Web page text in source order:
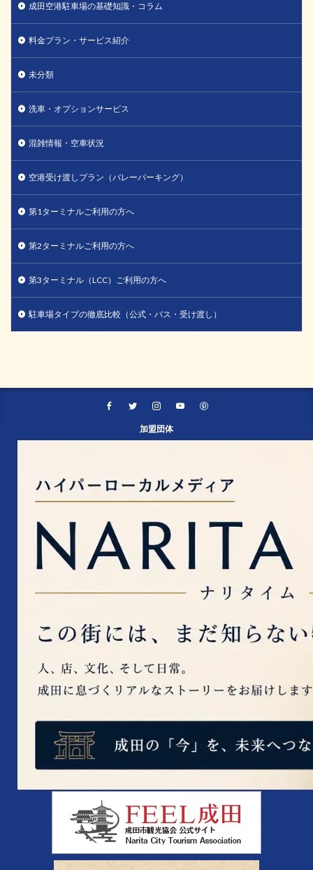
成田空港駐車場の基礎知識・コラム
料金プラン・サービス紹介
未分類
洗車・オプションサービス
混雑情報・空車状況
空港受け渡しプラン（バレーパーキング）
第1ターミナルご利用の方へ
第2ターミナルご利用の方へ
第3ターミナル（LCC）ご利用の方へ
駐車場タイプの徹底比較（公式・バス・受け渡し）
加盟団体